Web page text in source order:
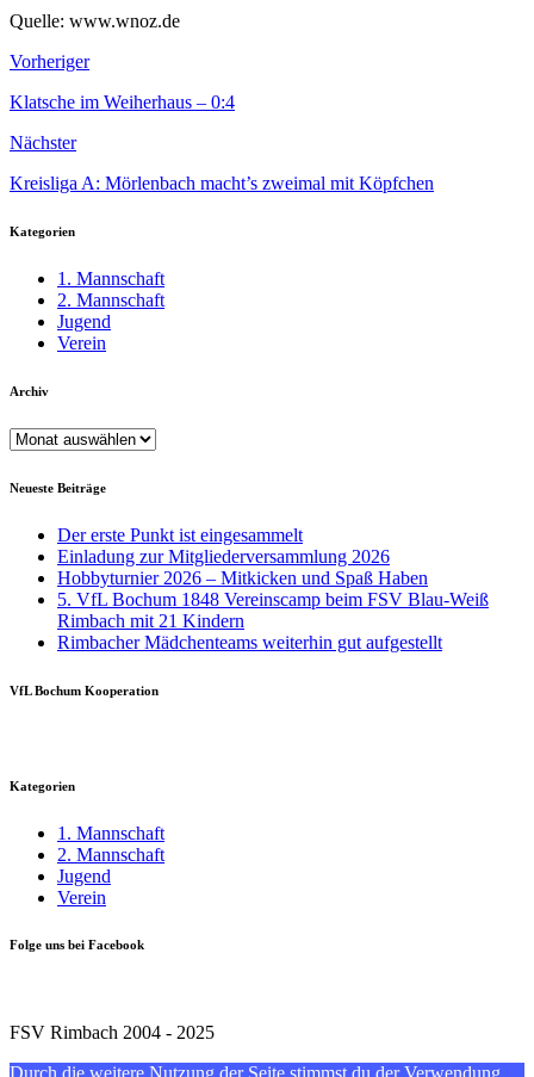
Quelle: www.wnoz.de
Vorheriger
Klatsche im Weiherhaus – 0:4
Nächster
Kreisliga A: Mörlenbach macht’s zweimal mit Köpfchen
Kategorien
1. Mannschaft
2. Mannschaft
Jugend
Verein
Archiv
Archiv
Neueste Beiträge
Der erste Punkt ist eingesammelt
Einladung zur Mitgliederversammlung 2026
Hobbyturnier 2026 – Mitkicken und Spaß Haben
5. VfL Bochum 1848 Vereinscamp beim FSV Blau-Weiß
Rimbach mit 21 Kindern
Rimbacher Mädchenteams weiterhin gut aufgestellt
VfL Bochum Kooperation
Kategorien
1. Mannschaft
2. Mannschaft
Jugend
Verein
Folge uns bei Facebook
FSV Rimbach 2004 - 2025